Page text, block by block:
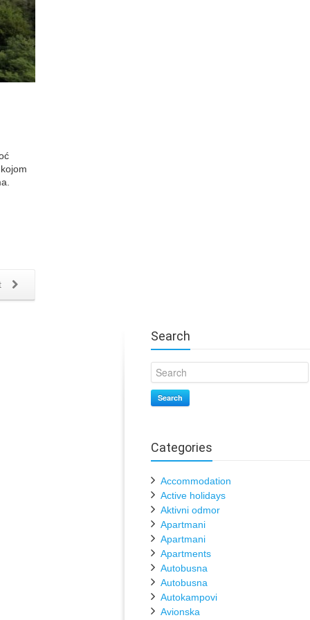
Search
Search
Categories
Accommodation
Active holidays
Aktivni odmor
Apartmani
Apartmani
Apartments
Autobusna
Autobusna
Autokampovi
Avionska